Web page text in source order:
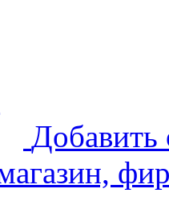
Добавить